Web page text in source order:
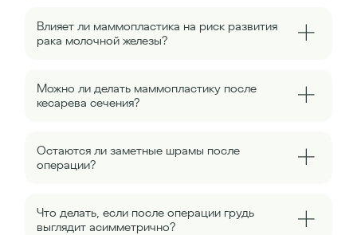
Влияет ли маммопластика на риск развития
рака молочной железы?
Можно ли делать маммопластику после
кесарева сечения?
Остаются ли заметные шрамы после
операции?
Что делать, если после операции грудь
выглядит асимметрично?